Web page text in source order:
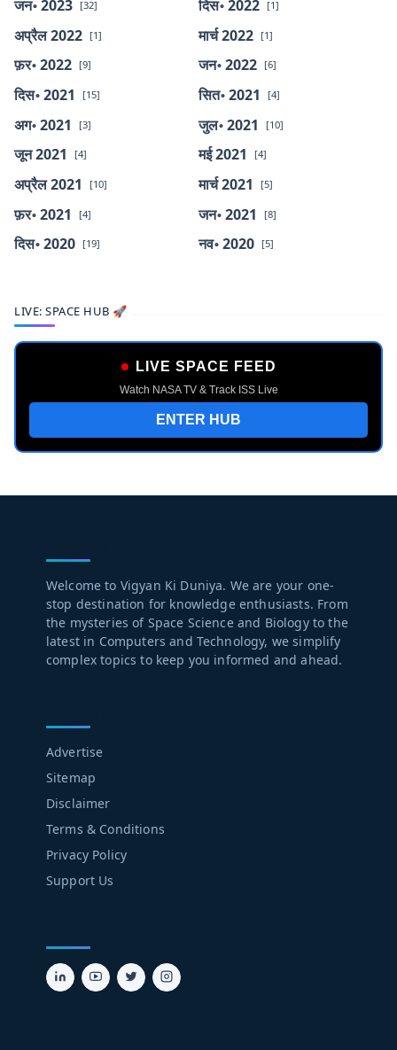
जन॰ 2023 [32] दिस॰ 2022 [1]
अप्रैल 2022 [1] मार्च 2022 [1]
फ़र॰ 2022 [9] जन॰ 2022 [6]
दिस॰ 2021 [15] सित॰ 2021 [4]
अग॰ 2021 [3] जुल॰ 2021 [10]
जून 2021 [4] मई 2021 [4]
अप्रैल 2021 [10] मार्च 2021 [5]
फ़र॰ 2021 [4] जन॰ 2021 [8]
दिस॰ 2020 [19] नव॰ 2020 [5]
LIVE: SPACE HUB 🚀
LIVE SPACE FEED
Watch NASA TV & Track ISS Live
ENTER HUB
Welcome to Vigyan Ki Duniya. We are your one-
stop destination for knowledge enthusiasts. From
the mysteries of Space Science and Biology to the
latest in Computers and Technology, we simplify
complex topics to keep you informed and ahead.
Advertise
Sitemap
Disclaimer
Terms & Conditions
Privacy Policy
Support Us